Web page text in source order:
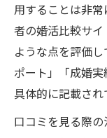
用することは非
者の婚活比較サ
ような点を評価
ポート」「成婚
具体的に記載され
口コミを見る際